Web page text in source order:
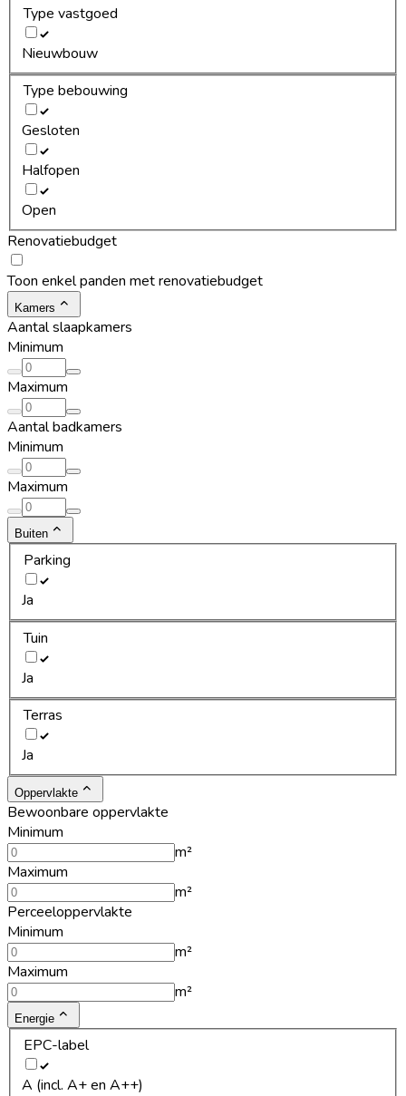
Type vastgoed
Nieuwbouw
Type bebouwing
Gesloten
Halfopen
Open
Renovatiebudget
Toon enkel panden met renovatiebudget
Kamers
Aantal slaapkamers
Minimum
Maximum
Aantal badkamers
Minimum
Maximum
Buiten
Parking
Ja
Tuin
Ja
Terras
Ja
Oppervlakte
Bewoonbare oppervlakte
Minimum
m²
Maximum
m²
Perceeloppervlakte
Minimum
m²
Maximum
m²
Energie
EPC-label
A (incl. A+ en A++)